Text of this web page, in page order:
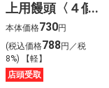
上用饅頭〈４個
入〉
本体価格730円
(税込価格788円／税
8%) 【軽】
店頭受取